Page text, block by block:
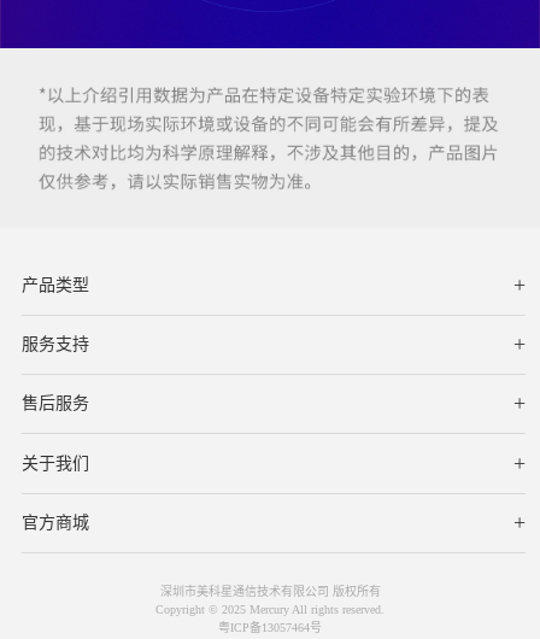
产品类型
服务支持
下载中心
文档与指南
视频教程
售后服务
服务网点
保修条款
关于我们
公司简介
联系我们
在线客服
官方商城
深圳市美科星通信技术有限公司 版权所有
Copyright © 2025 Mercury All rights reserved.
粤ICP备13057464号